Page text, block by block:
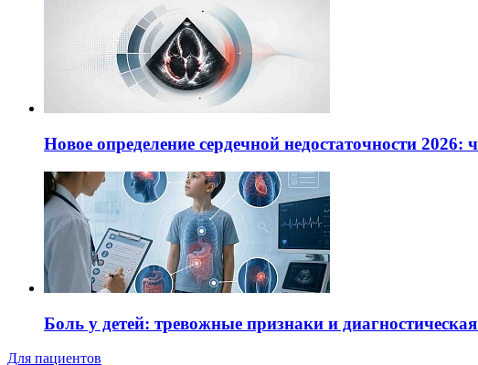
Новое определение сердечной недостаточности
Боль у детей: тревожные признаки и
Для пациентов